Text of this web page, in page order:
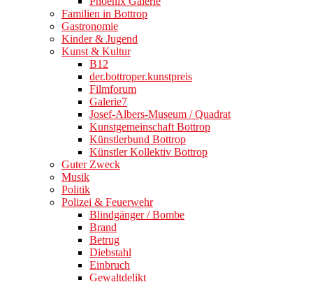
Familien in Bottrop
Gastronomie
Kinder & Jugend
Kunst & Kultur
B12
der.bottroper.kunstpreis
Filmforum
Galerie7
Josef-Albers-Museum / Quadrat
Kunstgemeinschaft Bottrop
Künstlerbund Bottrop
Künstler Kollektiv Bottrop
Guter Zweck
Musik
Politik
Polizei & Feuerwehr
Blindgänger / Bombe
Brand
Betrug
Diebstahl
Einbruch
Gewaltdelikt